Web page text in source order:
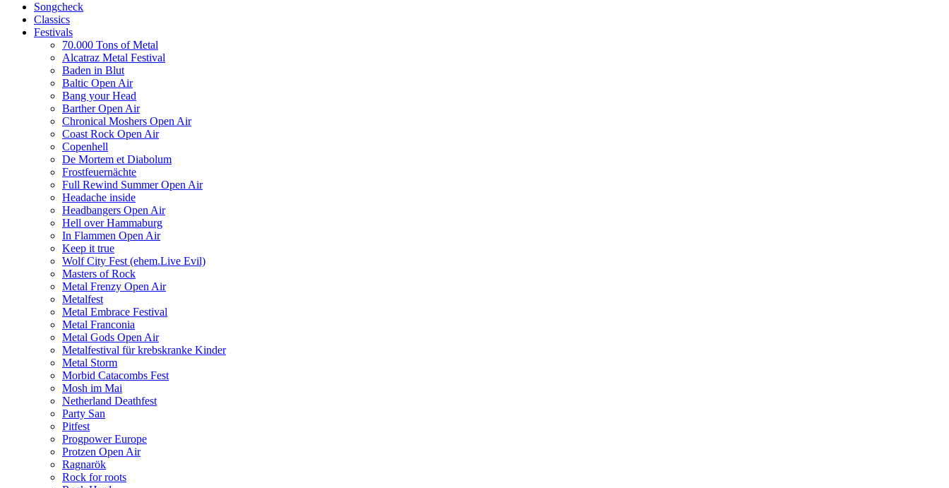
Songcheck
Classics
Festivals
70.000 Tons of Metal
Alcatraz Metal Festival
Baden in Blut
Baltic Open Air
Bang your Head
Barther Open Air
Chronical Moshers Open Air
Coast Rock Open Air
Copenhell
De Mortem et Diabolum
Frostfeuernächte
Full Rewind Summer Open Air
Headache inside
Headbangers Open Air
Hell over Hammaburg
In Flammen Open Air
Keep it true
Wolf City Fest (ehem.Live Evil)
Masters of Rock
Metal Frenzy Open Air
Metalfest
Metal Embrace Festival
Metal Franconia
Metal Gods Open Air
Metalfestival für krebskranke Kinder
Metal Storm
Morbid Catacombs Fest
Mosh im Mai
Netherland Deathfest
Party San
Pitfest
Progpower Europe
Protzen Open Air
Ragnarök
Rock for roots